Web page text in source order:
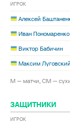
ИГРОК
Алексей
Иван Пономаренко
Виктор Бабичин
Максим Луговский
М — матчи, СМ —
ЗАЩИТНИКИ
ИГРОК